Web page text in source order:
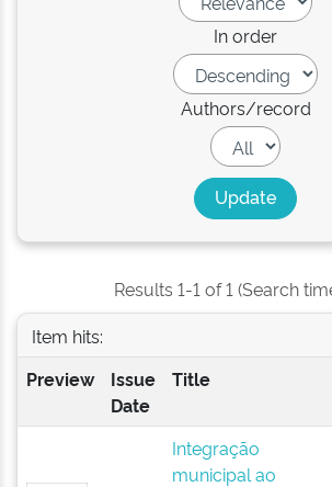
In order
Authors/record
Results 1-1 of 1 (Search
Item hits:
Preview
Issue
Date
Title
Integração
municipal ao